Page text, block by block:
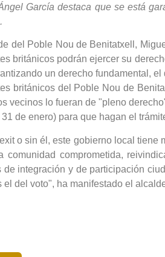
García destaca que se está
del Poble Nou de Benitatxell,
británicos podrán ejercer su
un derecho fundamental,
británicos del Poble Nou de
vecinos lo fueran de "pleno
31 de enero) para que hagan el
o sin él, este gobierno local tiene
comunidad comprometida,
de integración y de participación
el del voto", ha manifestado el